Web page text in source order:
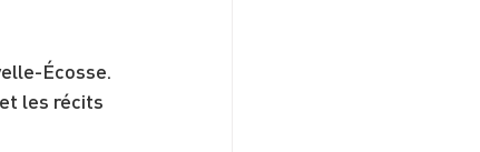
Écosse.
les récits